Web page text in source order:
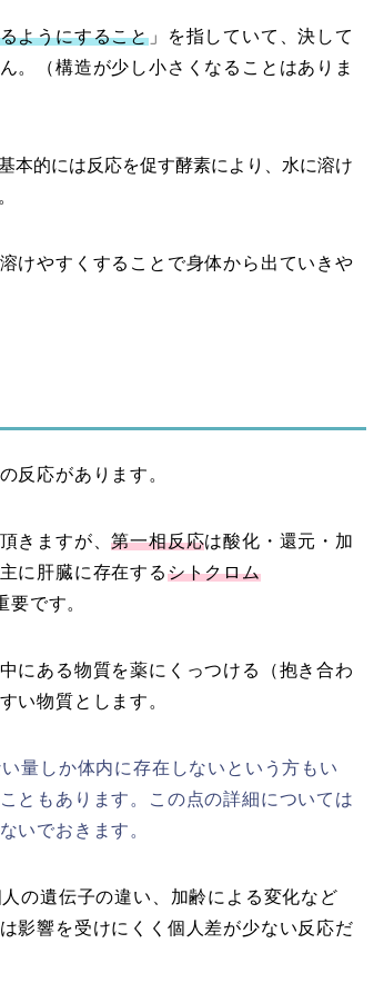
ようにすること 」を指していて、決して
。（構造が少し小さくなることはありま
本的には反応を促す酵素により、水に溶け
けやすくすることで身体から出ていきや
反応があります。
きますが、第一相反応は酸化・還元・加
に肝臓に存在するシトクロム
要です。
にある物質を薬にくっつける（抱き合わ
い物質とします。
量しか体内に存在しないという方もい
ともあります。この点の詳細については
いでおきます。
の遺伝子の違い、加齢による変化など
影響を受けにくく個人差が少ない反応だ